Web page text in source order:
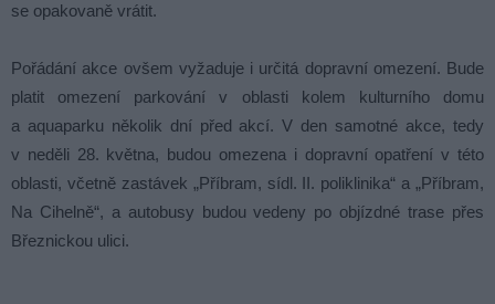
se opakovaně vrátit.
Pořádání akce ovšem vyžaduje i určitá dopravní omezení. Bude
platit omezení parkování v oblasti kolem kulturního domu
a aquaparku několik dní před akcí. V den samotné akce, tedy
v neděli 28. května, budou omezena i dopravní opatření v této
oblasti, včetně zastávek „Příbram, sídl. II. poliklinika“ a „Příbram,
Na Cihelně“, a autobusy budou vedeny po objízdné trase přes
Březnickou ulici.